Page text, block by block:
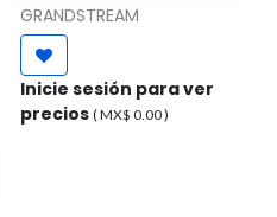
GRANDSTREAM
Inicie sesión para ver
precios ( MX$ 0.00)